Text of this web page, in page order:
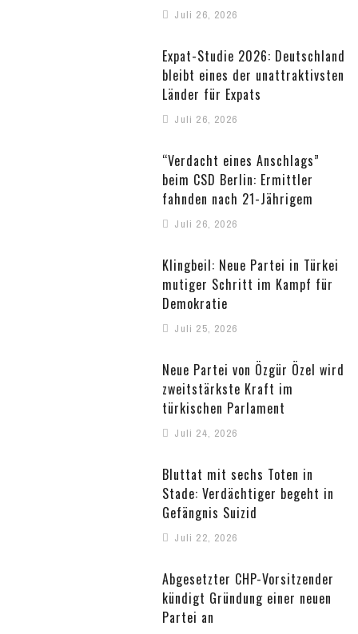
Juli 26, 2026
Expat-Studie 2026: Deutschland
bleibt eines der unattraktivsten
Länder für Expats
Juli 26, 2026
“Verdacht eines Anschlags”
beim CSD Berlin: Ermittler
fahnden nach 21-Jährigem
Juli 26, 2026
Klingbeil: Neue Partei in Türkei
mutiger Schritt im Kampf für
Demokratie
Juli 25, 2026
Neue Partei von Özgür Özel wird
zweitstärkste Kraft im
türkischen Parlament
Juli 24, 2026
Bluttat mit sechs Toten in
Stade: Verdächtiger begeht in
Gefängnis Suizid
Juli 22, 2026
Abgesetzter CHP-Vorsitzender
kündigt Gründung einer neuen
Partei an